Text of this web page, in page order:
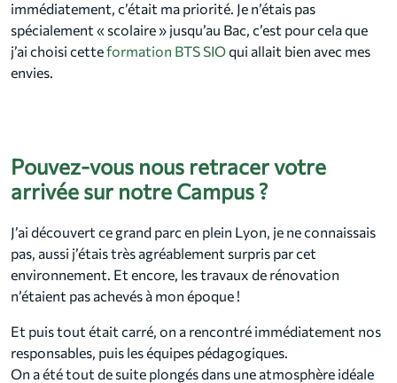
immédiatement, c’était ma priorité. Je n’étais pas
spécialement « scolaire » jusqu’au Bac, c’est pour cela que
j’ai choisi cetteformation BTS SIOqui allait bien avec mes
envies.
Pouvez-vous nous retracer votre
arrivée sur notre Campus ?
J’ai découvert ce grand parc en plein Lyon, je ne connaissais
pas, aussi j’étais très agréablement surpris par cet
environnement. Et encore, les travaux de rénovation
n’étaient pas achevés à mon époque !
Et puis tout était carré, on a rencontré immédiatement nos
responsables, puis les équipes pédagogiques.
On a été tout de suite plongés dans une atmosphère idéale